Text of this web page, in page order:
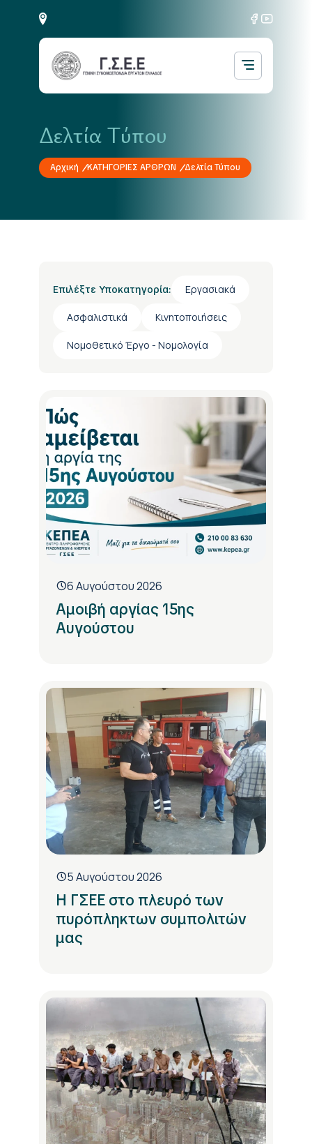
Δελτία Τύπου
Αρχική ΚΑΤΗΓΟΡΙΕΣ ΑΡΘΡΩΝ Δελτία Τύπου
Επιλέξτε Υποκατηγορία: Εργασιακά
Ασφαλιστικά Κινητοποιήσεις
Νομοθετικό Έργο - Νομολογία
6 Αυγούστου 2026
Αμοιβή αργίας 15ης
Αυγούστου
5 Αυγούστου 2026
H ΓΣΕΕ στο πλευρό των
πυρόπληκτων συμπολιτών
μας